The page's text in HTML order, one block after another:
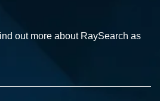
out more about RaySearch as